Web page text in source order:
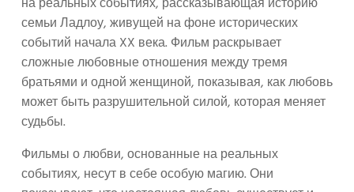
семьи Ладлоу, живущей на фоне исторических
событий начала XX века. Фильм раскрывает
сложные любовные отношения между тремя
братьями и одной женщиной, показывая, как любовь
может быть разрушительной силой, которая меняет
судьбы.
Фильмы о любви, основанные на реальных
событиях, несут в себе особую магию. Они